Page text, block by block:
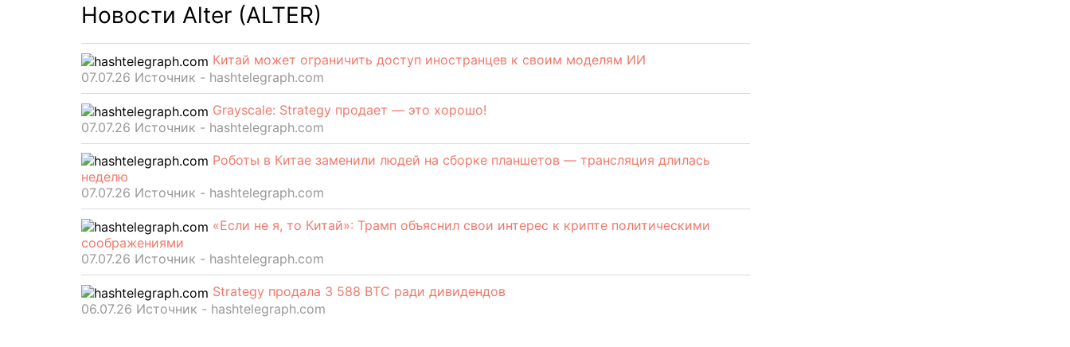
Новости Alter (ALTER)
Китай может ограничить доступ иностранцев к своим моделям ИИ
07.07.26 Источник - hashtelegraph.com
Grayscale: Strategy продает — это хорошо!
07.07.26 Источник - hashtelegraph.com
Роботы в Китае заменили людей на сборке планшетов — трансляция длилась
неделю
07.07.26 Источник - hashtelegraph.com
«Если не я, то Китай»: Трамп объяснил свои интерес к крипте политическими
соображениями
07.07.26 Источник - hashtelegraph.com
Strategy продала 3 588 BTC ради дивидендов
06.07.26 Источник - hashtelegraph.com